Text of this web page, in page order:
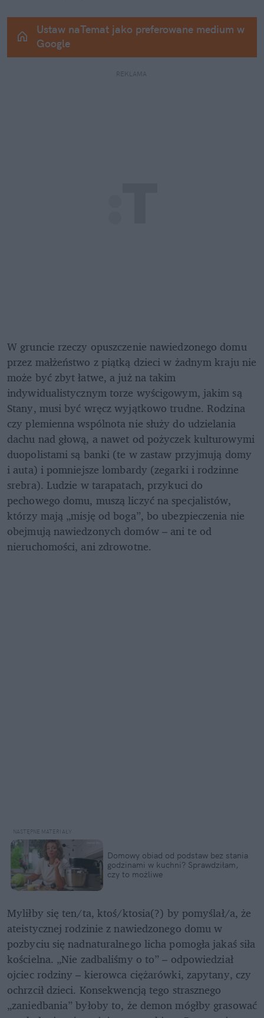
Ustaw naTemat jako preferowane medium w
Google
REKLAMA
W gruncie rzeczy opuszczenie nawiedzonego domu
przez małżeństwo z piątką dzieci w żadnym kraju nie
może być zbyt łatwe, a już na takim
indywidualistycznym torze wyścigowym, jakim są
Stany, musi być wręcz wyjątkowo trudne. Rodzina
czy plemienna wspólnota nie służy do udzielania
dachu nad głową, a nawet od pożyczek kulturowymi
duopolistami są banki (te w zastaw przyjmują domy
i auta) i pomniejsze lombardy (zegarki i rodzinne
srebra). Ludzie w tarapatach, przykuci do
pechowego domu, muszą liczyć na specjalistów,
którzy mają „misję od boga”, bo ubezpieczenia nie
obejmują nawiedzonych domów – ani te od
nieruchomości, ani zdrowotne.
Domowy obiad od podstaw bez stania
godzinami w kuchni? Sprawdziłam,
czy to możliwe
Myliłby się ten/ta, ktoś/ktosia(?) by pomyślał/a, że
ateistycznej rodzinie z nawiedzonego domu w
pozbyciu się nadnaturalnego licha pomogła jakaś siła
kościelna. „Nie zadbaliśmy o to” – odpowiedział
ojciec rodziny – kierowca ciężarówki, zapytany, czy
ochrzcił dzieci. Konsekwencją tego strasznego
„zaniedbania” byłoby to, że demon mógłby grasować